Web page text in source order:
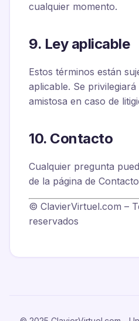
cualquier momento.
9. Ley aplicable
Estos términos están
aplicable. Se
amistosa en caso de
10. Contacto
Cualquier pregunta
de la página de
© ClavierVirtuel.com –
reservados